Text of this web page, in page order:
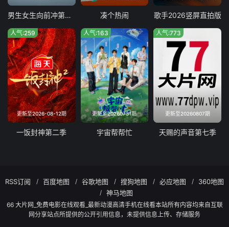
2022-05-13 2022-05-14 2022-05-15 2022-05-16
2022-05-21 2022-05-22 2022-05-24
2022-05-25 2022-05-26 2022-05-28
2022-05-29 2022-05-30 2022-06-01
2022-06-02 2022-06-03 2022-06-05
2022-06-06 2022-06-07 2022-06-09
2022-06-19
2022-06-22 2022-06-23 2022-06-24 2022-06-25
男生女生向前冲第十八季 凑个热闹 歌手2026竖屏直拍版
更新至2026-08-12期
人气:259
一饭封神第二季
更新至20260731期
人气:163
宇宙帮帮忙
更新至20260807期
人气:773
天赐的声音第七季
RSS订阅 百度地图 谷歌地图 搜狗地图 必应地图
360地图
神马地图
66 大片网_免费电影在线观看_最新动漫高清手机在线看本站所有内容均来自互联
网分享站点所提供的公开引用信息，未提供信息上传、存储服务